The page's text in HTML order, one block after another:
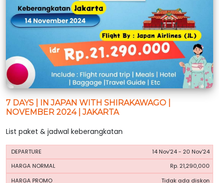
7 DAYS | IN JAPAN WITH SHIRAKAWAGO |
NOVEMBER 2024 | JAKARTA
List paket & jadwal keberangkatan
PERIODE
HARGA
14 Nov'24 - 20 Nov'24
Rp. 21,290,000
Tidak ada diskon